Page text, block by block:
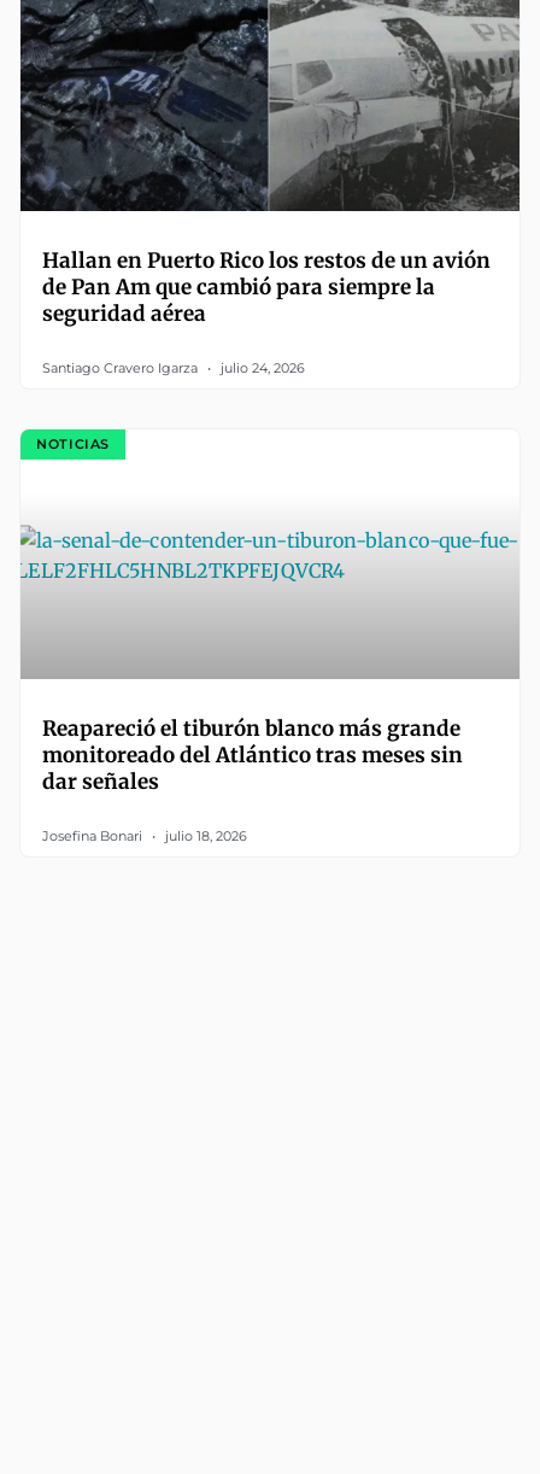
Hallan en Puerto Rico los restos de un avión
de Pan Am que cambió para siempre la
seguridad aérea
Santiago Cravero Igarza julio 24, 2026
NOTICIAS
Reapareció el tiburón blanco más grande
monitoreado del Atlántico tras meses sin
dar señales
Josefina Bonari julio 18, 2026